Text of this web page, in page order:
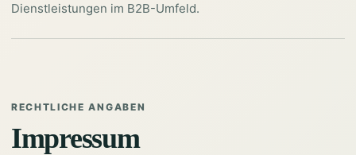
Dienstleistungen im B2B-Umfeld.
RECHTLICHE ANGABEN
Impressum